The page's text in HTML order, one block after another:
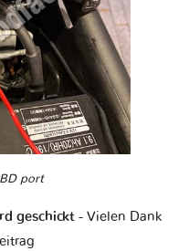
port
geschickt - Vielen Dank